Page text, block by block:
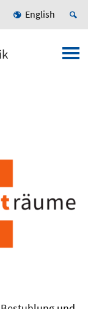
English